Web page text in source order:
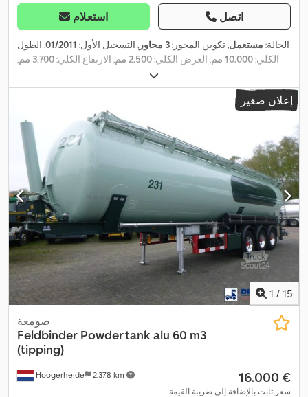
استعلام اتصل
الحالة: مستعمل, تكوين المحور:3 محاور , التسجيل الأول: 01/2011, الطول
الكلي:10.000 مم , العرض الكلي:2.500 مم , الارتفاع الكلي:3.700 مم
385/65 R22.5
معدات:نظام الفرامل المانعة للانغلاق (ABS),
إعلان صغير
1 / 15
Hoogerheide 2.378 km
صومعة
Feldbinder Powder tank alu 60 m3
(tipping)
‏16.000 €
سعر ثابت بالإضافة إلى ضريبة القيمة